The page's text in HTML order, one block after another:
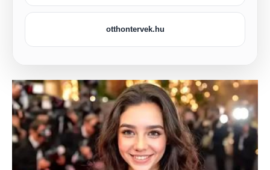
otthontervek.hu